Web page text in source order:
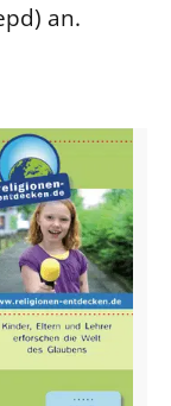
an.